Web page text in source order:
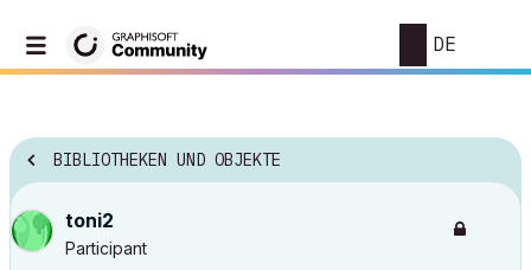
DE
BIBLIOTHEKEN UND OBJEKTE
toni2
Participant